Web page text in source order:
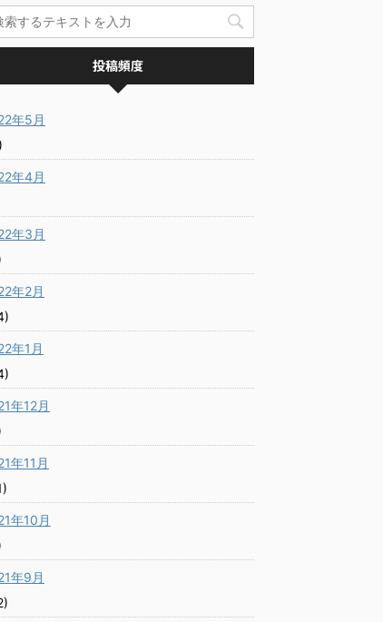
投稿頻度
年5月
年4月
年3月
年2月
年1月
年12月
年11月
年10月
年9月